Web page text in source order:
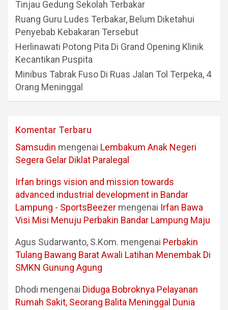
Tinjau Gedung Sekolah Terbakar
Ruang Guru Ludes Terbakar, Belum Diketahui
Penyebab Kebakaran Tersebut
Herlinawati Potong Pita Di Grand Opening Klinik
Kecantikan Puspita
Minibus Tabrak Fuso Di Ruas Jalan Tol Terpeka, 4
Orang Meninggal
Komentar Terbaru
Samsudin mengenai Lembakum Anak Negeri
Segera Gelar Diklat Paralegal
Irfan brings vision and mission towards
advanced industrial development in Bandar
Lampung - SportsBeezer mengenai Irfan Bawa
Visi Misi Menuju Perbakin Bandar Lampung Maju
Agus Sudarwanto, S.Kom. mengenai Perbakin
Tulang Bawang Barat Awali Latihan Menembak Di
SMKN Gunung Agung
Dhodi mengenai Diduga Bobroknya Pelayanan
Rumah Sakit, Seorang Balita Meninggal Dunia